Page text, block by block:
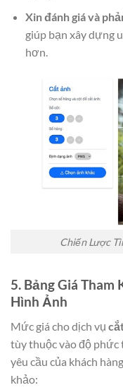
Xin đánh giá và
giúp bạn xây dựng
hơn.
Chiến Lược
5. Bảng Giá Tham
Hình Ảnh
Mức giá cho dịch vụ
tùy thuộc vào độ phức
yêu cầu của khách
khảo: